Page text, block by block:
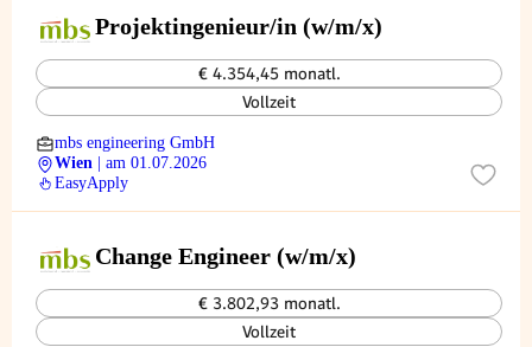
Projektingenieur/in (w/m/x)
€ 4.354,45 monatl.
Vollzeit
mbs engineering GmbH
Wien
| am 01.07.2026
EasyApply
Change Engineer (w/m/x)
€ 3.802,93 monatl.
Vollzeit